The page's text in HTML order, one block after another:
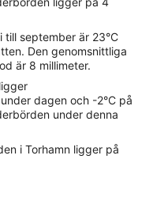
till september är 23°C
Den genomsnittliga
är 8 millimeter.
dagen och -2°C på
under denna
i Torhamn ligger på